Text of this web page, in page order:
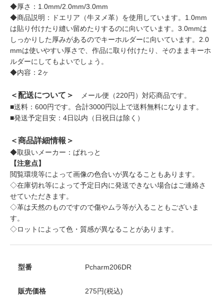
◆厚さ：1.0mm/2.0mm/3.0mm
◆商品説明：ドエリア（牛ヌメ革）を使用しています。1.0mm
は貼り付けたり縫い留めたりするのに向いています。3.0mmは
しっかりした厚みがあるのでキーホルダーに向いています。2.0
mmは使いやすい厚さで、作品に取り付けたり、そのままキーホ
ルダーにしてもよいでしょう。
◆内容：2ヶ
＜配送について＞
メール便（220円）対応商品です。
■送料：600円です。合計3000円以上で送料無料になります。
■発送予定目安：4日以内（日祝日は除く）
＜商品詳細情報＞
◆取扱いメーカー：ぱれっと
【注意点】
閲覧環境等によって画像の色合いが異なることもあります。
◇在庫切れ等によって予定日内に発送できない場合はご連絡さ
せていただきます。
◇革は天然のものですので傷やムラ等が入ることもございま
す。
◇ロットによって色・質感が異なることがあります。
型番 Pcharm206DR
販売価格 275円(税込)